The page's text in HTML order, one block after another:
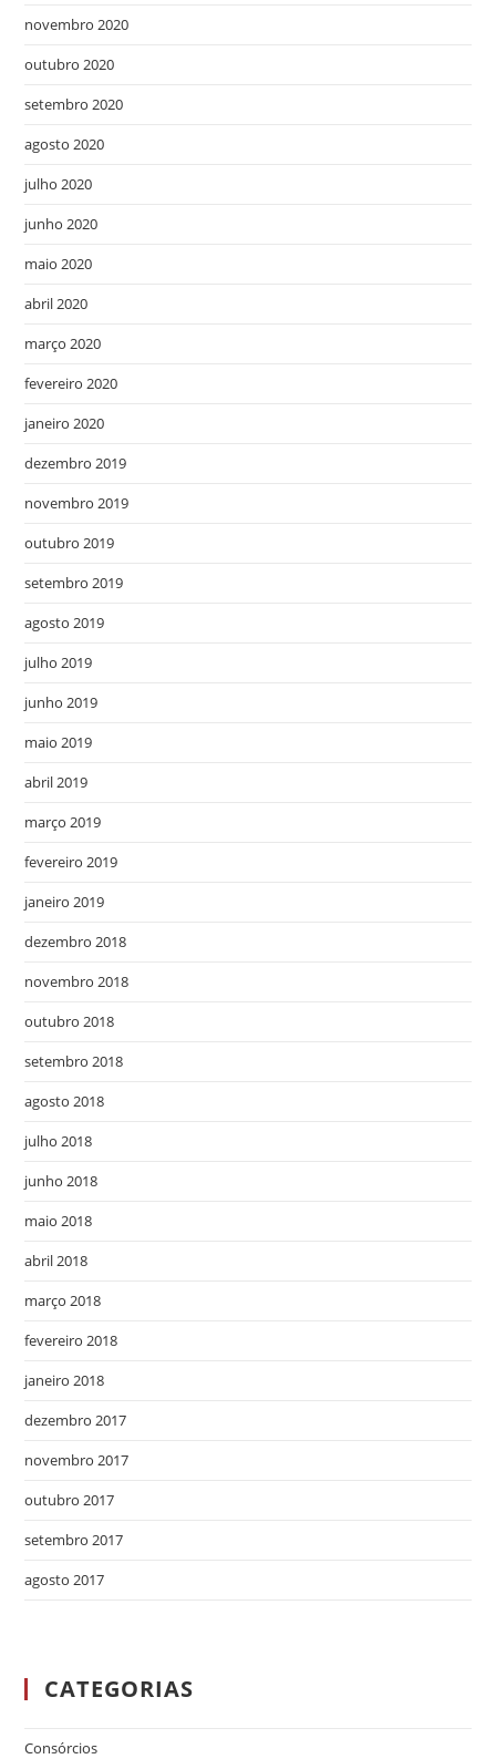
novembro 2020
outubro 2020
setembro 2020
agosto 2020
julho 2020
junho 2020
maio 2020
abril 2020
março 2020
fevereiro 2020
janeiro 2020
dezembro 2019
novembro 2019
outubro 2019
setembro 2019
agosto 2019
julho 2019
junho 2019
maio 2019
abril 2019
março 2019
fevereiro 2019
janeiro 2019
dezembro 2018
novembro 2018
outubro 2018
setembro 2018
agosto 2018
julho 2018
junho 2018
maio 2018
abril 2018
março 2018
fevereiro 2018
janeiro 2018
dezembro 2017
novembro 2017
outubro 2017
setembro 2017
agosto 2017
CATEGORIAS
Consórcios